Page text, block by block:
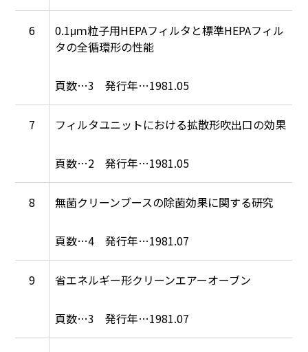
6
0.1μｍ粒子用HEPAフィルタと標準HEPAフィル
タの全循環形の性能
3 1981.05
7 フィルタユニットにおける拡散形吹出口の効果
2 1981.05
8 無菌クリーンブースの除菌効果に関する研究
4 1981.07
9 省エネルギー形クリーンエアーオーブン
3 1981.07